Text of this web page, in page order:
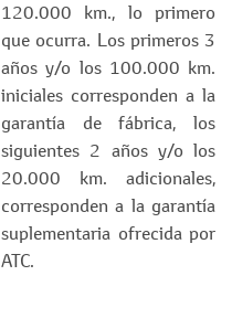
120.000 km., lo primero
que ocurra. Los primeros 3
años y/o los 100.000 km.
iniciales corresponden a la
garantía de fábrica, los
siguientes 2 años y/o los
20.000 km. adicionales,
corresponden a la garantía
suplementaria ofrecida por
ATC.